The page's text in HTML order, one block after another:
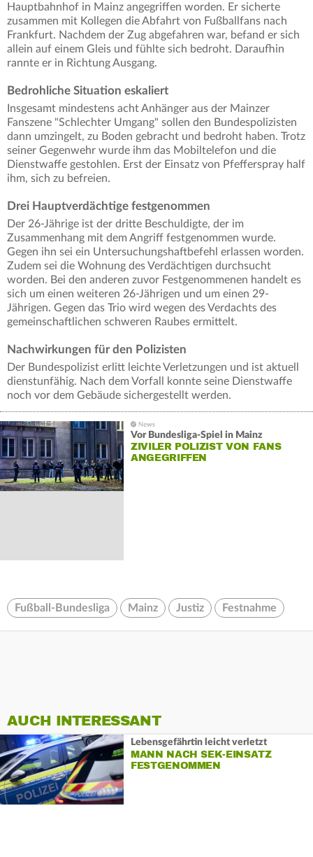
Hauptbahnhof in Mainz angegriffen worden. Er sicherte
zusammen mit Kollegen die Abfahrt von Fußballfans nach
Frankfurt. Nachdem der Zug abgefahren war, befand er sich
allein auf einem Gleis und fühlte sich bedroht. Daraufhin
rannte er in Richtung Ausgang.
Bedrohliche Situation eskaliert
Insgesamt mindestens acht Anhänger aus der Mainzer
Fanszene "Schlechter Umgang" sollen den Bundespolizisten
dann umzingelt, zu Boden gebracht und bedroht haben. Trotz
seiner Gegenwehr wurde ihm das Mobiltelefon und die
Dienstwaffe gestohlen. Erst der Einsatz von Pfefferspray half
ihm, sich zu befreien.
Drei Hauptverdächtige festgenommen
Der 26-Jährige ist der dritte Beschuldigte, der im
Zusammenhang mit dem Angriff festgenommen wurde.
Gegen ihn sei ein Untersuchungshaftbefehl erlassen worden.
Zudem sei die Wohnung des Verdächtigen durchsucht
worden. Bei den anderen zuvor Festgenommenen handelt es
sich um einen weiteren 26-Jährigen und um einen 29-
Jährigen. Gegen das Trio wird wegen des Verdachts des
gemeinschaftlichen schweren Raubes ermittelt.
Nachwirkungen für den Polizisten
Der Bundespolizist erlitt leichte Verletzungen und ist aktuell
dienstunfähig. Nach dem Vorfall konnte seine Dienstwaffe
noch vor dem Gebäude sichergestellt werden.
Vor Bundesliga-Spiel in Mainz
ZIVILER POLIZIST VON FANS
ANGEGRIFFEN
Fußball-Bundesliga Mainz Justiz Festnahme
AUCH INTERESSANT
Lebensgefährtin leicht verletzt
MANN NACH SEK-EINSATZ
FESTGENOMMEN